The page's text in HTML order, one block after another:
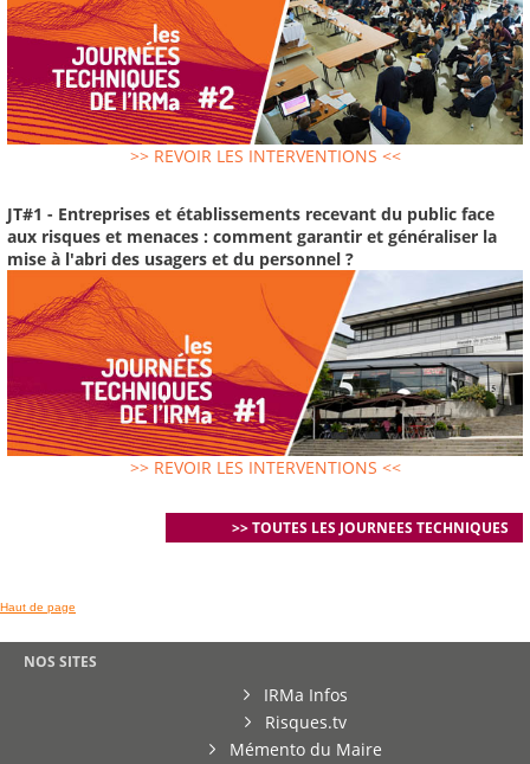
>> REVOIR LES INTERVENTIONS <<
JT#1 - Entreprises et établissements recevant du public face
aux risques et menaces : comment garantir et généraliser la
mise à l'abri des usagers et du personnel ?
>> REVOIR LES INTERVENTIONS <<
>> TOUTES LES JOURNEES TECHNIQUES
Haut de page
NOS SITES
IRMa Infos
Risques.tv
Mémento du Maire